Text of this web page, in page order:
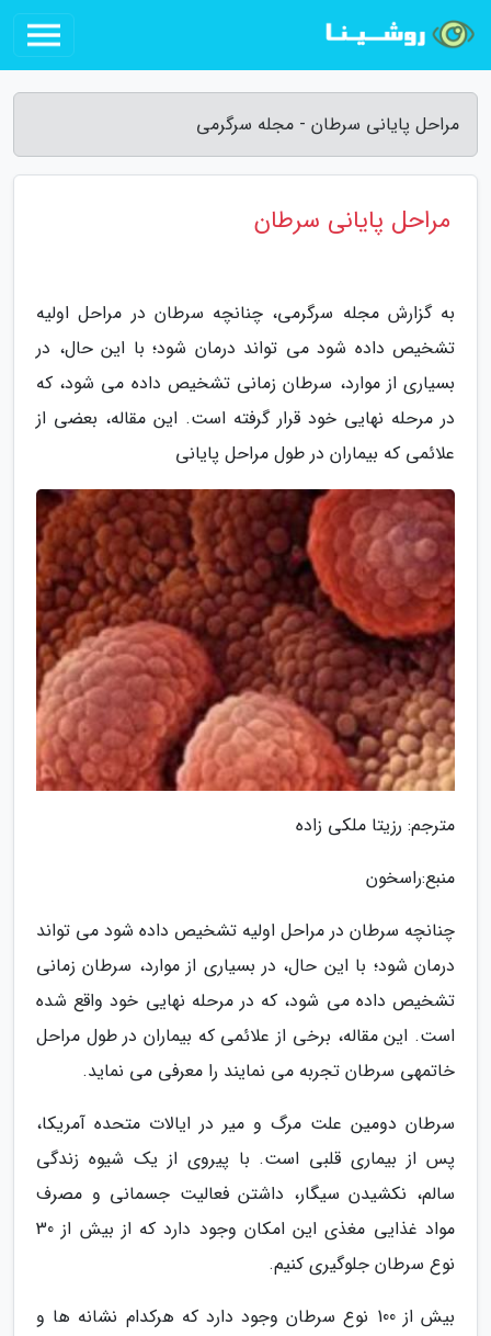
مراحل پایانی سرطان - مجله سرگرمی
مراحل پایانی سرطان
به گزارش مجله سرگرمی، چنانچه سرطان در مراحل اولیه
تشخیص داده شود می تواند درمان شود؛ با این حال، در
بسیاری از موارد، سرطان زمانی تشخیص داده می شود، که
در مرحله نهایی خود قرار گرفته است. این مقاله، بعضی از
علائمی که بیماران در طول مراحل پایانی
مترجم: رزیتا ملکی زاده
منبع:راسخون
چنانچه سرطان در مراحل اولیه تشخیص داده شود می تواند
درمان شود؛ با این حال، در بسیاری از موارد، سرطان زمانی
تشخیص داده می شود، که در مرحله نهایی خود واقع شده
است. این مقاله، برخی از علائمی که بیماران در طول مراحل
خاتمهی سرطان تجربه می نمایند را معرفی می نماید.
سرطان دومین علت مرگ و میر در ایالات متحده آمریکا،
پس از بیماری قلبی است. با پیروی از یک شیوه زندگی
سالم، نکشیدن سیگار، داشتن فعالیت جسمانی و مصرف
مواد غذایی مغذی این امکان وجود دارد که از بیش از 30
نوع سرطان جلوگیری کنیم.
بیش از 100 نوع سرطان وجود دارد که هرکدام نشانه ها و